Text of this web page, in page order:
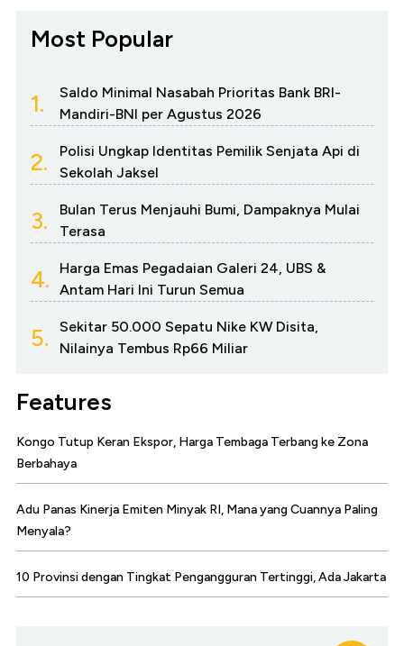
Most Popular
1.
Saldo Minimal Nasabah Prioritas Bank BRI-
Mandiri-BNI per Agustus 2026
2.
Polisi Ungkap Identitas Pemilik Senjata Api di
Sekolah Jaksel
3.
Bulan Terus Menjauhi Bumi, Dampaknya Mulai
Terasa
4.
Harga Emas Pegadaian Galeri 24, UBS &
Antam Hari Ini Turun Semua
5.
Sekitar 50.000 Sepatu Nike KW Disita,
Nilainya Tembus Rp66 Miliar
Features
Kongo Tutup Keran Ekspor, Harga Tembaga Terbang ke Zona
Berbahaya
Adu Panas Kinerja Emiten Minyak RI, Mana yang Cuannya Paling
Menyala?
10 Provinsi dengan Tingkat Pengangguran Tertinggi, Ada Jakarta